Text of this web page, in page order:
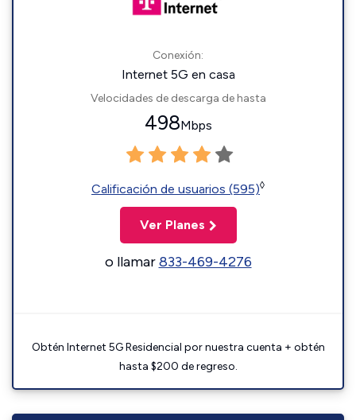
Conexión:
Internet 5G en casa
Velocidades de descarga de hasta
498Mbps
Calificación de usuarios (595)◊
Ver Planes
o llamar833-469-4276
Obtén Internet 5G Residencial por nuestra cuenta + obtén
hasta $200 de regreso.